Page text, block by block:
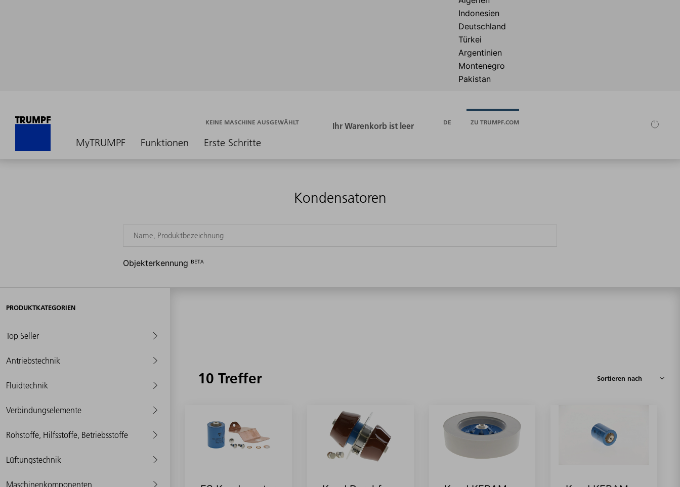
MyTRUMPF Funktionen Erste Schritte
KEINE MASCHINE AUSGEWÄHLT DE ZU TRUMPF.COM
Kondensatoren
Objekterkennung ᴮᴱᵀᴬ
PRODUKTKATEGORIEN
Top Seller
Antriebstechnik
Fluidtechnik
Verbindungselemente
Rohstoffe, Hilfsstoffe, Betriebsstoffe
Lüftungstechnik
Maschinenkomponenten
10 Treffer